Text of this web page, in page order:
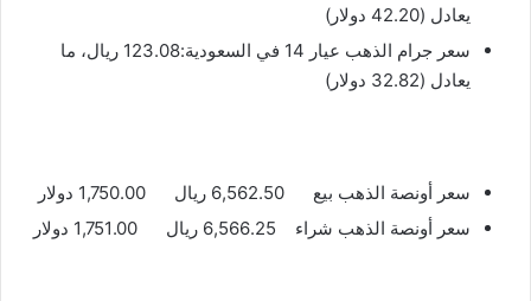
يعادل (42.20 دولار)
سعر جرام الذهب عيار 14 في السعودية:123.08 ريال، ما
يعادل (32.82 دولار)
سعر أونصة الذهب بيع 6,562.50 ريال 1,750.00 دولار
سعر أونصة الذهب شراء 6,566.25 ريال 1,751.00 دولار